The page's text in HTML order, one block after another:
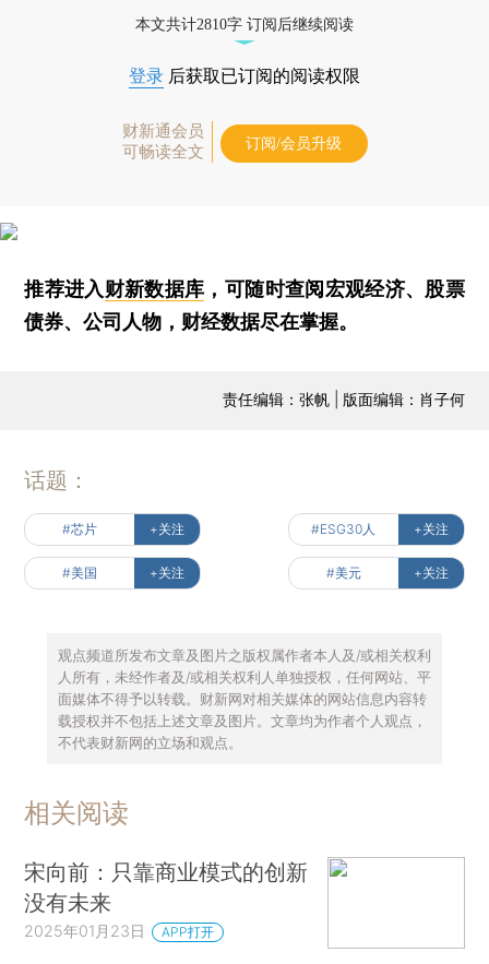
本文共计2810字 订阅后继续阅读
登录 后获取已订阅的阅读权限
财新通会员
可畅读全文
订阅/会员升级
推荐进入财新数据库 ，可随时查阅宏观经济、股票
债券、公司人物，财经数据尽在掌握。
责任编辑：张帆 | 版面编辑：肖子何
话题：
#芯片 +关注 #ESG30人 +关注
#美国 +关注 #美元 +关注
观点频道所发布文章及图片之版权属作者本人及/或相关权利
人所有，未经作者及/或相关权利人单独授权，任何网站、平
面媒体不得予以转载。财新网对相关媒体的网站信息内容转
载授权并不包括上述文章及图片。文章均为作者个人观点，
不代表财新网的立场和观点。
相关阅读
宋向前：只靠商业模式的创新
没有未来
2025年01月23日 APP打开